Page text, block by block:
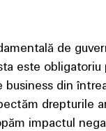
de
este
din
drepturile
impactul